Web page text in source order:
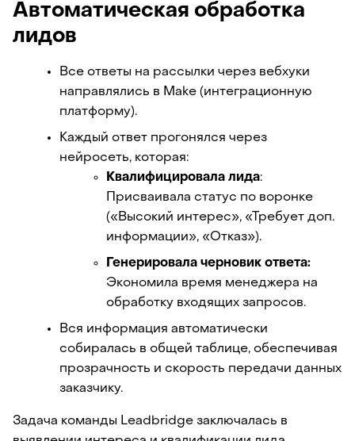
Автоматическая обработка
лидов
Все ответы на рассылки через вебхуки
направлялись в Make (интеграционную
платформу).
Каждый ответ прогонялся через
нейросеть, которая:
Квалифицировала лида:
Присваивала статус по воронке
(«Высокий интерес», «Требует доп.
информации», «Отказ»).
Генерировала черновик ответа:
Экономила время менеджера на
обработку входящих запросов.
Вся информация автоматически
собиралась в общей таблице, обеспечивая
прозрачность и скорость передачи данных
заказчику.
Задача команды Leadbridge заключалась в